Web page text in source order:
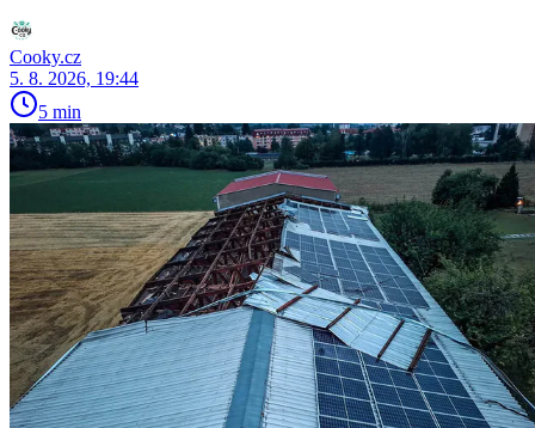
Cooky.cz
5. 8. 2026, 19:44
5 min